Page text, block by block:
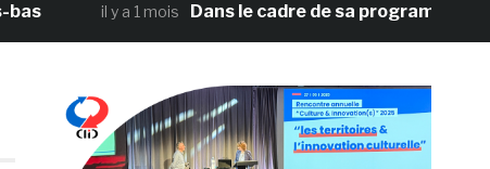
il y a 1 mois Dans le cadre de sa programmation